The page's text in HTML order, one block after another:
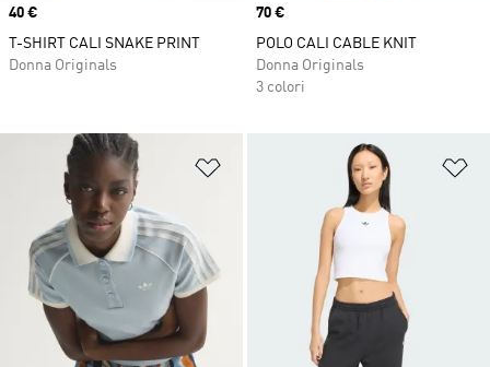
Price
40 €
T-SHIRT CALI SNAKE PRINT
Donna Originals
Price
70 €
POLO CALI CABLE KNIT
Donna Originals
3 colori
Aggiungi alla lista dei desideri